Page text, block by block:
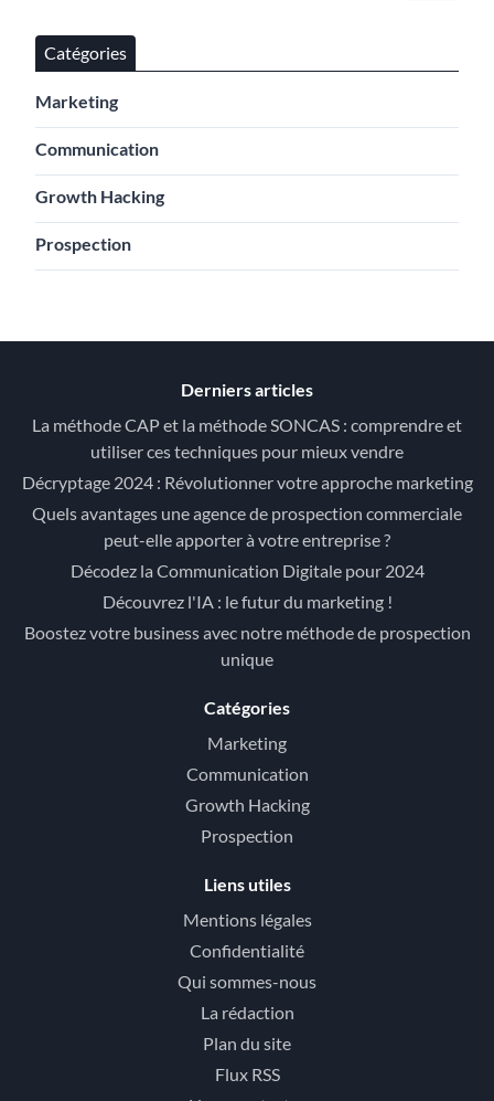
Catégories
Marketing
Communication
Growth Hacking
Prospection
Derniers articles
La méthode CAP et la méthode SONCAS : comprendre et
utiliser ces techniques pour mieux vendre
Décryptage 2024 : Révolutionner votre approche marketing
Quels avantages une agence de prospection commerciale
peut-elle apporter à votre entreprise ?
Décodez la Communication Digitale pour 2024
Découvrez l'IA : le futur du marketing !
Boostez votre business avec notre méthode de prospection
unique
Catégories
Marketing
Communication
Growth Hacking
Prospection
Liens utiles
Mentions légales
Confidentialité
Qui sommes-nous
La rédaction
Plan du site
Flux RSS